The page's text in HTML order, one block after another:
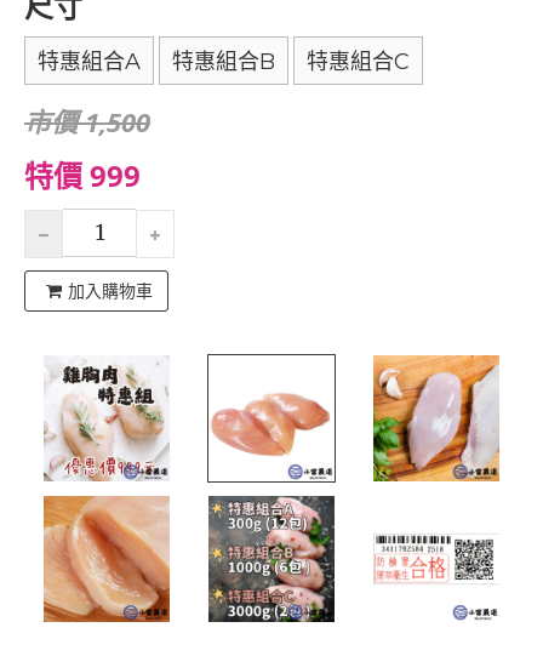
尺寸
特惠組合A 特惠組合B 特惠組合C
市價 1,500
特價 999
加入購物車